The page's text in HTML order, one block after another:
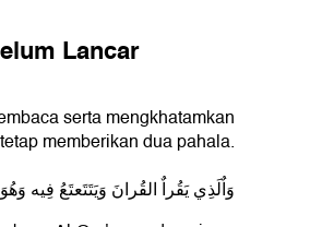
Lancar
serta mengkhatamkan
memberikan dua pahala.
وَاٌلَذِي يَقُراٌ القُرانَ وَيَتَتَعتَعُ فِيه